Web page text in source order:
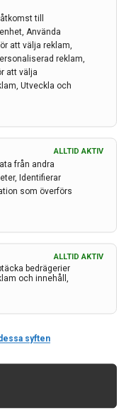
till
Använda
att välja reklam,
reklam,
att välja
Utveckla och
ALLTID AKTIV
från andra
Identifierar
som överförs
bedrägerier
och innehåll,
ALLTID AKTIV
syften
ataxisjukdom
insatser
patienter med
4 dec 2023